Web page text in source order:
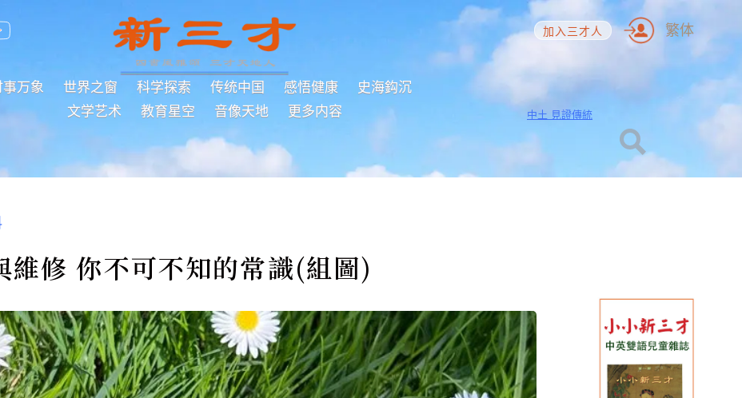
事万象 世界之窗 科学探索 传统中国 感悟健康
史海鈎沉
文学艺术
教育星空 音像天地 更多内容
加入三才人 繁体
中土 見證傳統
維修 你不可不知的常識(組圖)